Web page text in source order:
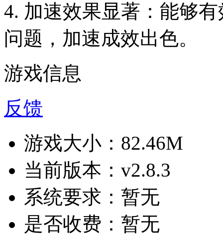
4. 加速效果显著：能够
问题，加速成效出色。
游戏信息
反馈
游戏大小： 82.46M
当前版本： v2.8.3
系统要求： 暂无
是否收费： 暂无